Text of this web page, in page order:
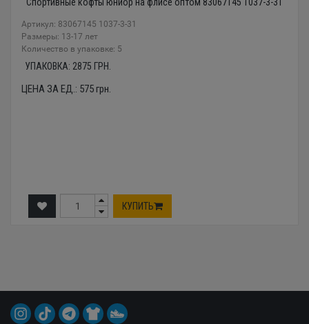
Спортивные кофты юниор на флисе оптом 83067145 1037-3-31
Артикул: 83067145 1037-3-31
Размеры: 13-17 лет
Количество в упаковке: 5
УПАКОВКА: 2875 ГРН.
ЦЕНА ЗА ЕД.: 575грн.
КУПИТЬ